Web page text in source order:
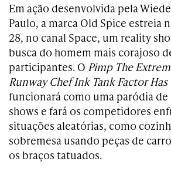
Em ação desenvolvida pela
Paulo, a marca Old Spice estreia
28, no canal Space, um reality
busca do homem mais corajoso
participantes. O Pimp The
Runway Chef Ink Tank Factor
funcionará como uma paródia
shows e fará os competidores
situações aleatórias, como
sobremesa usando peças de
os braços tatuados.